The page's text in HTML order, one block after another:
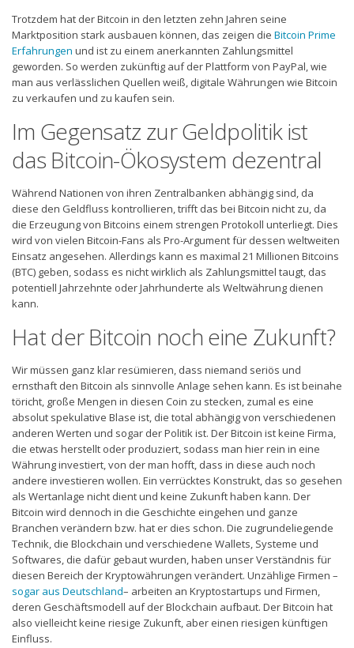
Trotzdem hat der Bitcoin in den letzten zehn Jahren seine
Marktposition stark ausbauen können, das zeigen die Bitcoin Prime
Erfahrungen und ist zu einem anerkannten Zahlungsmittel
geworden. So werden zukünftig auf der Plattform von PayPal, wie
man aus verlässlichen Quellen weiß, digitale Währungen wie Bitcoin
zu verkaufen und zu kaufen sein.
Im Gegensatz zur Geldpolitik ist
das Bitcoin-Ökosystem dezentral
Während Nationen von ihren Zentralbanken abhängig sind, da
diese den Geldfluss kontrollieren, trifft das bei Bitcoin nicht zu, da
die Erzeugung von Bitcoins einem strengen Protokoll unterliegt. Dies
wird von vielen Bitcoin-Fans als Pro-Argument für dessen weltweiten
Einsatz angesehen. Allerdings kann es maximal 21 Millionen Bitcoins
(BTC) geben, sodass es nicht wirklich als Zahlungsmittel taugt, das
potentiell Jahrzehnte oder Jahrhunderte als Weltwährung dienen
kann.
Hat der Bitcoin noch eine Zukunft?
Wir müssen ganz klar resümieren, dass niemand seriös und
ernsthaft den Bitcoin als sinnvolle Anlage sehen kann. Es ist beinahe
töricht, große Mengen in diesen Coin zu stecken, zumal es eine
absolut spekulative Blase ist, die total abhängig von verschiedenen
anderen Werten und sogar der Politik ist. Der Bitcoin ist keine Firma,
die etwas herstellt oder produziert, sodass man hier rein in eine
Währung investiert, von der man hofft, dass in diese auch noch
andere investieren wollen. Ein verrücktes Konstrukt, das so gesehen
als Wertanlage nicht dient und keine Zukunft haben kann. Der
Bitcoin wird dennoch in die Geschichte eingehen und ganze
Branchen verändern bzw. hat er dies schon. Die zugrundeliegende
Technik, die Blockchain und verschiedene Wallets, Systeme und
Softwares, die dafür gebaut wurden, haben unser Verständnis für
diesen Bereich der Kryptowährungen verändert. Unzählige Firmen –
sogar aus Deutschland– arbeiten an Kryptostartups und Firmen,
deren Geschäftsmodell auf der Blockchain aufbaut. Der Bitcoin hat
also vielleicht keine riesige Zukunft, aber einen riesigen künftigen
Einfluss.